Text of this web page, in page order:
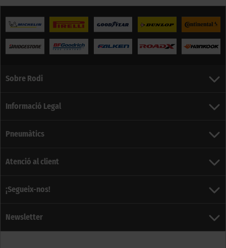
Sobre Rodi
Informació Legal
Pneumàtics
Atenció al client
¡Segueix-nos!
Newsletter